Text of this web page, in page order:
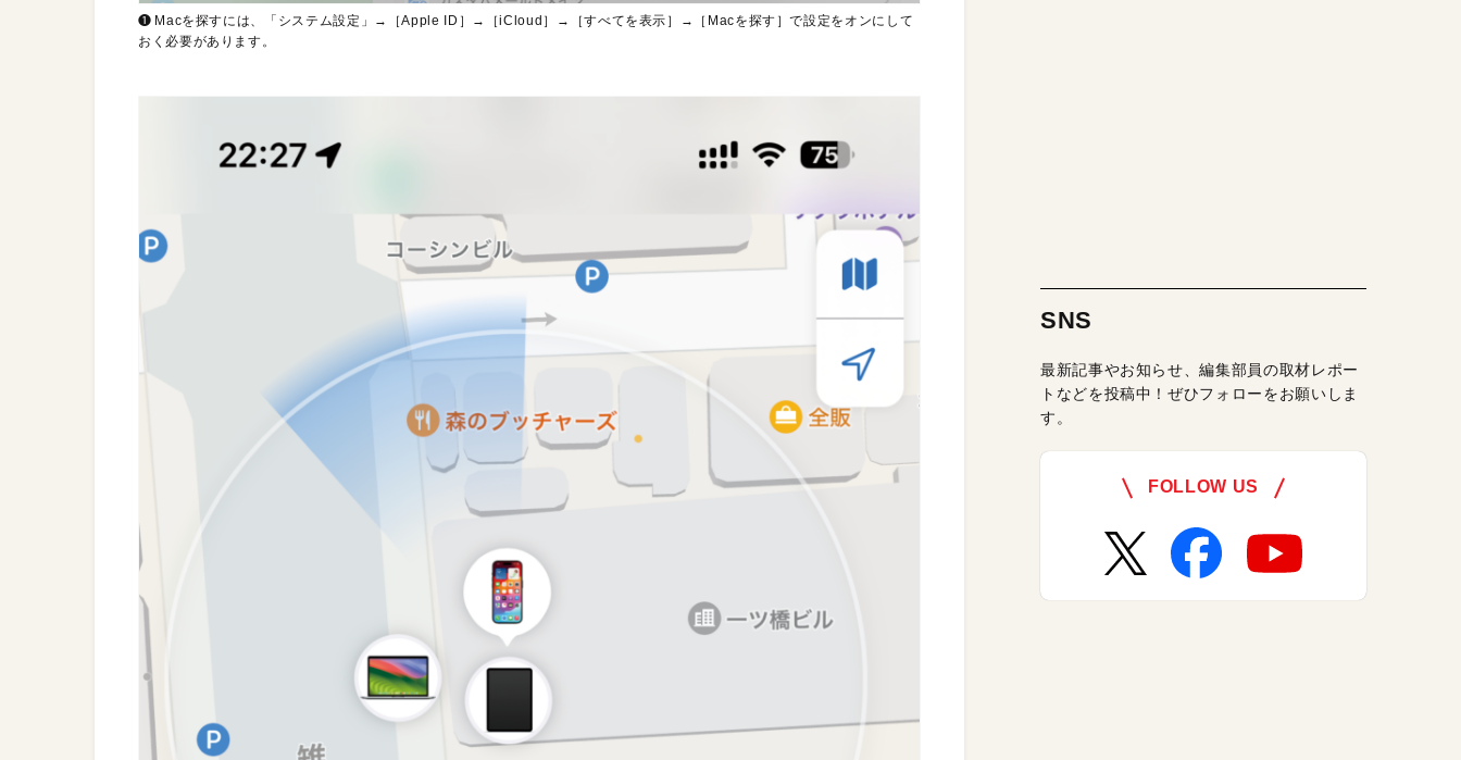
❶ Macを探すには、「システム設定」→［Apple ID］→［iCloud］→［すべてを表示］→［Macを探す］で設定をオンにして
おく必要があります。
SNS
最新記事やお知らせ、編集部員の取材レポー
トなどを投稿中！ぜひフォローをお願いしま
す。
FOLLOW US